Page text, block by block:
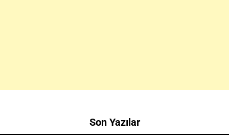
Son Yazılar